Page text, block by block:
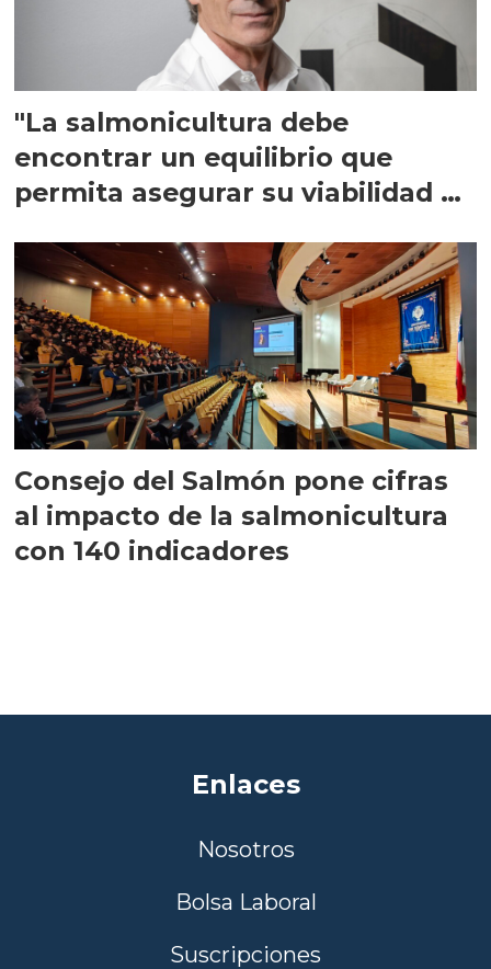
"La salmonicultura debe
encontrar un equilibrio que
permita asegurar su viabilidad de
Consejo del Salmón pone cifras
al impacto de la salmonicultura
con 140 indicadores
Enlaces
Nosotros
Bolsa Laboral
Suscripciones